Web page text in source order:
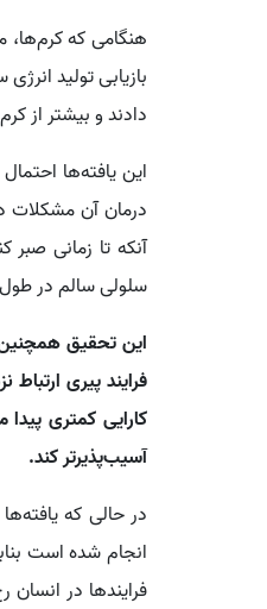
هنگامی که کرم‌ها،
بازیابی تولید
دادند و بیشتر از
این یافته‌ها
درمان آن مشکلات
آنکه تا زمانی
سلولی سالم در طول
این تحقیق
فرایند پیری
کارایی کمتری
آسیب‌پذیرتر کند.
در حالی که
انجام شده است
فرایندها در انسان